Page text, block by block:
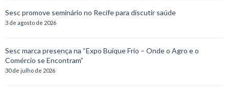
Sesc promove seminário no Recife para discutir saúde
3 de agosto de 2026
Sesc marca presença na “Expo Buíque Frio – Onde o Agro e o
Comércio se Encontram”
30 de julho de 2026